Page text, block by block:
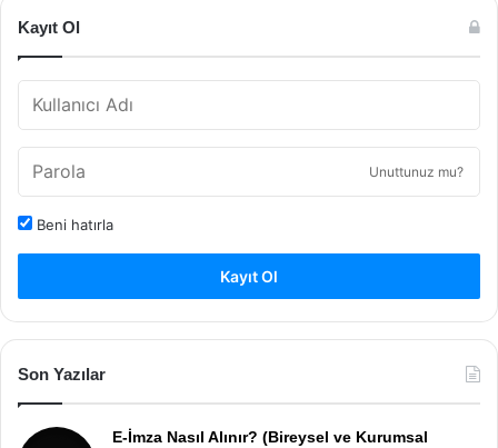
Kayıt Ol
Unuttunuz mu?
Beni hatırla
Kayıt Ol
Son Yazılar
E-İmza Nasıl Alınır? (Bireysel ve Kurumsal